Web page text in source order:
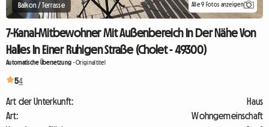
Balkon / Terrasse Alle 9 Fotos anzeigen
7-Kanal-Mitbewohner Mit Außenbereich In Der Nähe Von
Halles In Einer Ruhigen Straße (Cholet - 49300)
Automatische Übersetzung -Originaltitel
54
Art der Unterkunft:
Haus
Art:
Wohngemeinschaft